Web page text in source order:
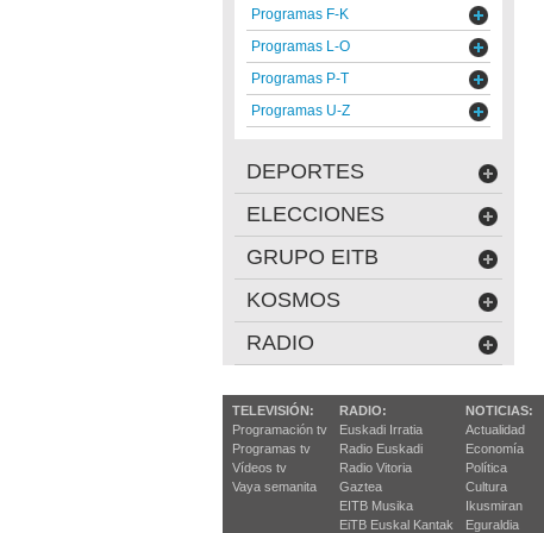
Programas F-K
Programas L-O
Programas P-T
Programas U-Z
DEPORTES
ELECCIONES
GRUPO EITB
KOSMOS
RADIO
TELEVISIÓN:
Programación tv
Programas tv
Vídeos tv
Vaya semanita
RADIO:
Euskadi Irratia
Radio Euskadi
Radio Vitoria
Gaztea
EITB Musika
EiTB Euskal Kantak
NOTICIAS:
Actualidad
Economía
Política
Cultura
Ikusmiran
Eguraldia